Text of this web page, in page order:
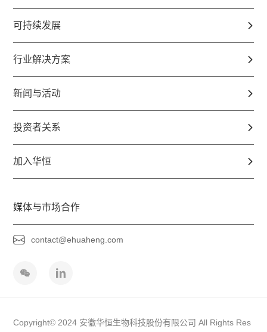
可持续发展
行业解决方案
新闻与活动
投资者关系
加入华恒
媒体与市场合作
contact@ehuaheng.com
Copyright© 2024 安徽华恒生物科技股份有限公司 All Rights Res